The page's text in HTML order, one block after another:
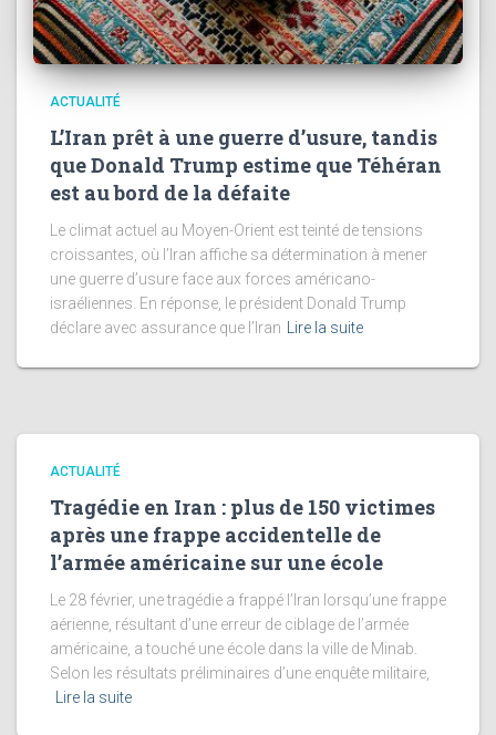
ACTUALITÉ
L’Iran prêt à une guerre d’usure, tandis
que Donald Trump estime que Téhéran
est au bord de la défaite
Le climat actuel au Moyen-Orient est teinté de tensions
croissantes, où l’Iran affiche sa détermination à mener
une guerre d’usure face aux forces américano-
israéliennes. En réponse, le président Donald Trump
déclare avec assurance que l’Iran
Lire la suite
ACTUALITÉ
Tragédie en Iran : plus de 150 victimes
après une frappe accidentelle de
l’armée américaine sur une école
Le 28 février, une tragédie a frappé l’Iran lorsqu’une frappe
aérienne, résultant d’une erreur de ciblage de l’armée
américaine, a touché une école dans la ville de Minab.
Selon les résultats préliminaires d’une enquête militaire,
Lire la suite